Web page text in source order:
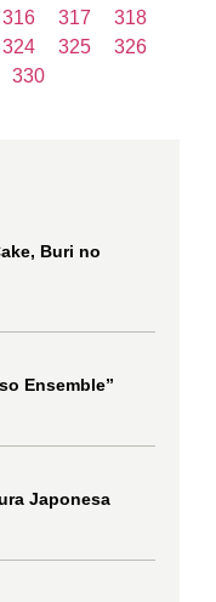
316 317
318
324 325
326
330
Buri no
Ensemble”
Japonesa